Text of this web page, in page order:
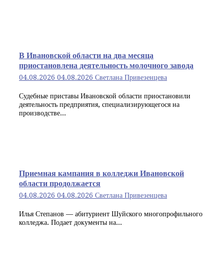
В Ивановской области на два месяца
приостановлена деятельность молочного завода
04.08.2026 04.08.2026 Светлана Привезенцева
Судебные приставы Ивановской области приостановили
деятельность предприятия, специализирующегося на
производстве...
Приемная кампания в колледжи Ивановской
области продолжается
04.08.2026 04.08.2026 Светлана Привезенцева
Илья Степанов — абитуриент Шуйского многопрофильного
колледжа. Подает документы на...